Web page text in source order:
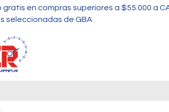
gratis en compras superiores a $55.000 a
seleccionadas de GBA